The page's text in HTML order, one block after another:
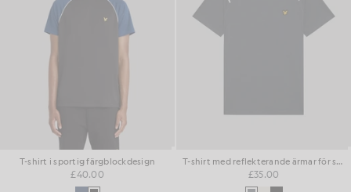
T-shirt i sportig färgblockdesign
£40.00
T-shirt med reflekterande ärmar för sport
£35.00